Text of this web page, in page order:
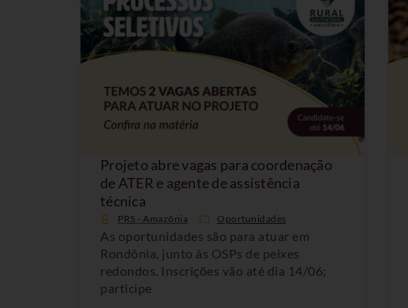
Projeto abre vagas para coordenação
de ATER e agente de assistência
técnica
PRS - Amazônia Oportunidades
As oportunidades são para atuar em
Rondônia, junto às OSPs de peixes
redondos. Inscrições vão até dia 14/06;
participe